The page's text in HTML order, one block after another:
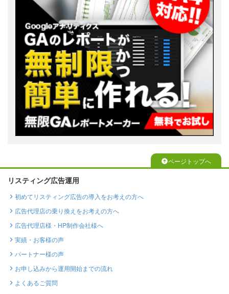
ページトップへ
リスティング広告運用
初めてリスティング広告の導入をお考えの方へ
広告代理店の乗り換えをお考えの方へ
広告代理店様・HP制作会社様へ
実績・お客様の声
パートナー様の声
お申し込みから運用開始までの流れ
よくあるご質問